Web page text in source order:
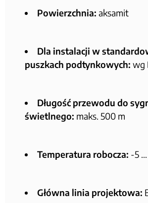
Powierzchnia: aksamit
Dla instalacji w
puszkach podtynkowych: wg
Długość przewodu do
świetlnego: maks. 500 m
Temperatura robocza: -5
Główna linia projektowa: